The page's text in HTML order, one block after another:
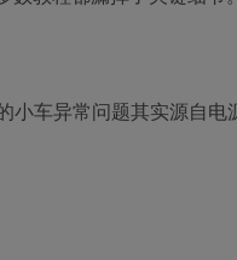
车异常问题其实源自